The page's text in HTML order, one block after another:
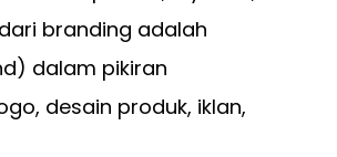
branding adalah
dalam pikiran
desain produk, iklan,